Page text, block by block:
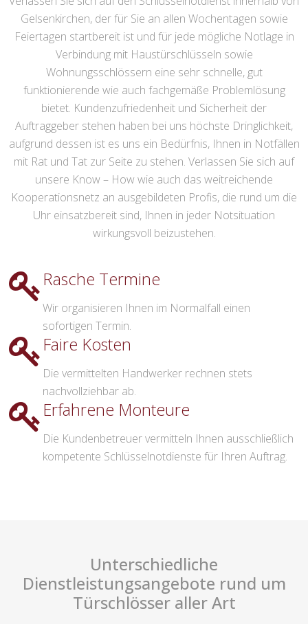
Gelsenkirchen, der für Sie an allen Wochentagen sowie
Feiertagen startbereit ist und für jede mögliche Notlage in
Verbindung mit Haustürschlüsseln sowie
Wohnungsschlössern eine sehr schnelle, gut
funktionierende wie auch fachgemäße Problemlösung
bietet. Kundenzufriedenheit und Sicherheit der
Auftraggeber stehen haben bei uns höchste Dringlichkeit,
aufgrund dessen ist es uns ein Bedürfnis, Ihnen in Notfällen
mit Rat und Tat zur Seite zu stehen. Verlassen Sie sich auf
unsere Know – How wie auch das weitreichende
Kooperationsnetz an ausgebildeten Profis, die rund um die
Uhr einsatzbereit sind, Ihnen in jeder Notsituation
wirkungsvoll beizustehen.
Rasche Termine
Wir organisieren Ihnen im Normalfall einen
sofortigen Termin.
Faire Kosten
Die vermittelten Handwerker rechnen stets
nachvollziehbar ab.
Erfahrene Monteure
Die Kundenbetreuer vermitteln Ihnen ausschließlich
kompetente Schlüsselnotdienste für Ihren Auftrag.
Unterschiedliche
Dienstleistungsangebote rund um
Türschlösser aller Art